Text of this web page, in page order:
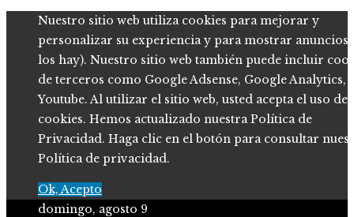
Nuestro sitio web utiliza cookies para mejorar y
personalizar su experiencia y para mostrar anuncios
los hay). Nuestro sitio web también puede incluir
de terceros como Google Adsense, Google Analytics,
Youtube. Al utilizar el sitio web, usted acepta el uso de
cookies. Hemos actualizado nuestra Política de
Privacidad. Haga clic en el botón para consultar
Política de privacidad.
Ok, Acepto
domingo, agosto 9